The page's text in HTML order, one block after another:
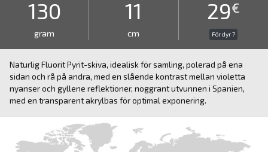
130
gram
11
cm
29€
För dyr ?
Naturlig Fluorit Pyrit-skiva, idealisk för samling, polerad på ena
sidan och rå på andra, med en slående kontrast mellan violetta
nyanser och gyllene reflektioner, noggrant utvunnen i Spanien,
med en transparent akrylbas för optimal exponering.